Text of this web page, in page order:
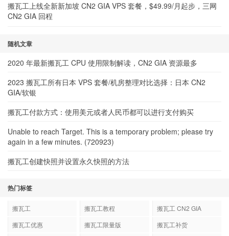
搬瓦工上线全新新加坡 CN2 GIA VPS 套餐，$49.99/月起步，三网
CN2 GIA 回程
随机文章
2020 年最新搬瓦工 CPU 使用限制解读，CN2 GIA 资源最多
2023 搬瓦工所有日本 VPS 套餐/机房整理对比选择：日本 CN2
GIA/软银
搬瓦工付款方式：使用美元或者人民币都可以进行支付购买
Unable to reach Target. This is a temporary problem; please try
again in a few minutes. (720923)
搬瓦工创建快照并设置永久快照的方法
热门标签
搬瓦工 搬瓦工教程
搬瓦工 CN2 GIA
搬瓦工优惠
搬瓦工限量版
搬瓦工补货